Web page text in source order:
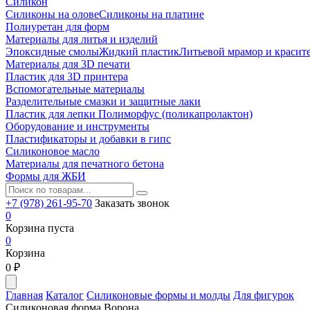
Силиконы на оловеСиликоны на платине
Полиуретан для форм
Материалы для литья и изделий
Эпоксидные смолыЖидкий пластикЛитьевой мрамор и
Материалы для 3D печати
Пластик для 3D принтера
Вспомогательные материалы
Разделительные смазки и защитные лаки
Пластик для лепки Полиморфус (поликапролактон)
Оборудование и инструменты
Пластификаторы и добавки в гипс
Силиконовое масло
Материалы для печатного бетона
Формы для ЖБИ
+7 (978) 261-95-70 Заказать звонок
0
Корзина пуста
0
Корзина
0 ₽
Главная Каталог Силиконовые формы и молды Для фигурок
Силиконовая форма Ворона